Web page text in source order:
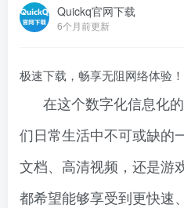
Quickq官网下载
6个月前更新
极速下载，畅享无阻网络体验
在这个数字化信息化
们日常生活中不可或缺的
文档、高清视频，还是游
都希望能够享受到更快速